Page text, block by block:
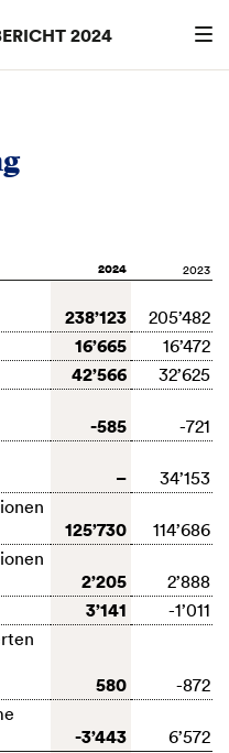
2024
2024 2023
238’123
205’482
16’665
16’472
42’566
32’625
-585
-721
–
34’153
125’730
114’686
2’205
2’888
3’141
-1’011
580
-872
-3’443
6’572